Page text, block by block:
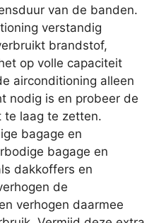
van de banden.
verstandig
brandstof,
op volle capaciteit
airconditioning alleen
nodig is en probeer de
te laag te zetten.
bagage en
bagage en
dakkoffers en
de
verhogen daarmee